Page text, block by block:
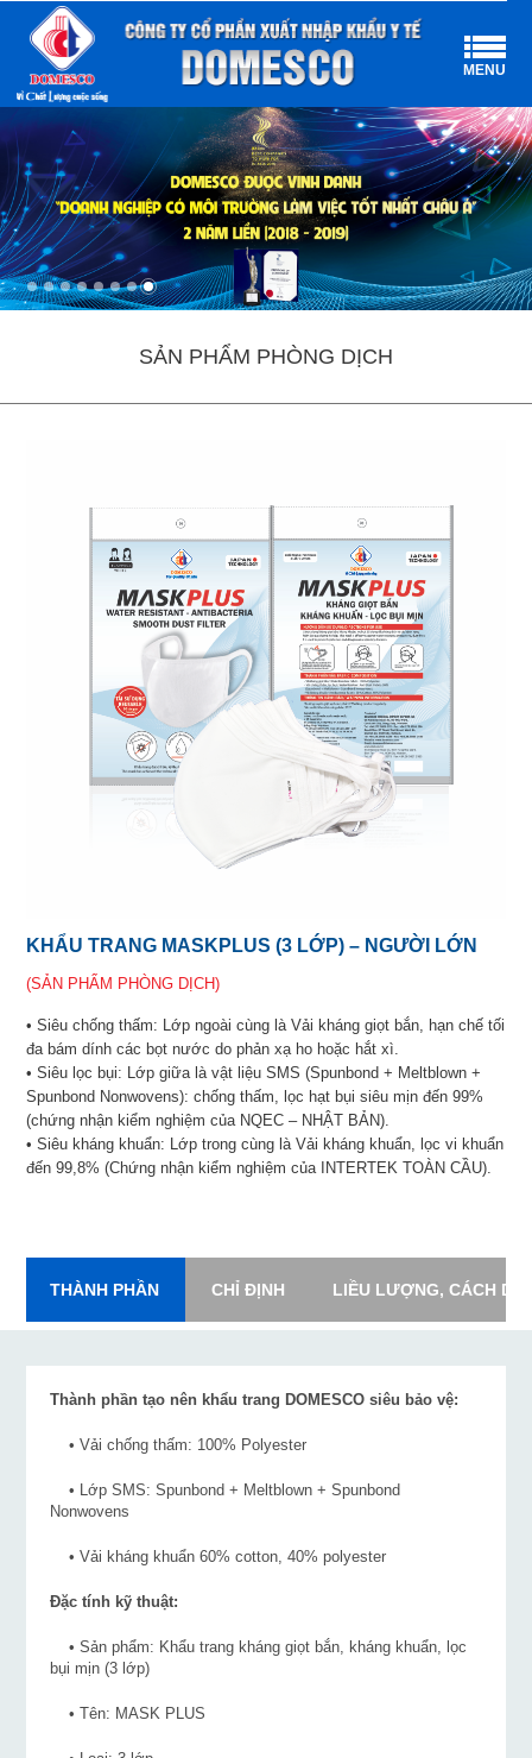
MENU
SẢN PHẨM PHÒNG DỊCH
KHẨU TRANG MASKPLUS (3 LỚP) – NGƯỜI LỚN
(SẢN PHẨM PHÒNG DỊCH)
• Siêu chống thấm: Lớp ngoài cùng là Vải kháng giọt bắn, hạn chế tối
đa bám dính các bọt nước do phản xạ ho hoặc hắt xì.
• Siêu lọc bụi: Lớp giữa là vật liệu SMS (Spunbond + Meltblown +
Spunbond Nonwovens): chống thấm, lọc hạt bụi siêu mịn đến 99%
(chứng nhận kiểm nghiệm của NQEC – NHẬT BẢN).
• Siêu kháng khuẩn: Lớp trong cùng là Vải kháng khuẩn, lọc vi khuẩn
đến 99,8% (Chứng nhận kiểm nghiệm của INTERTEK TOÀN CẦU).
THÀNH PHẦN CHỈ ĐỊNH LIỀU LƯỢNG, CÁCH
Thành phần tạo nên khẩu trang DOMESCO siêu bảo vệ:
• Vải chống thấm: 100% Polyester
• Lớp SMS: Spunbond + Meltblown + Spunbond
Nonwovens
• Vải kháng khuẩn 60% cotton, 40% polyester
Đặc tính kỹ thuật:
• Sản phẩm: Khẩu trang kháng giọt bắn, kháng khuẩn, lọc
bụi mịn (3 lớp)
• Tên: MASK PLUS